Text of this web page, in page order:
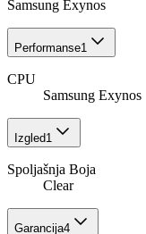
Samsung Exynos
Performanse1
CPU
Samsung Exynos
Izgled1
Spoljašnja Boja
Clear
Garancija4